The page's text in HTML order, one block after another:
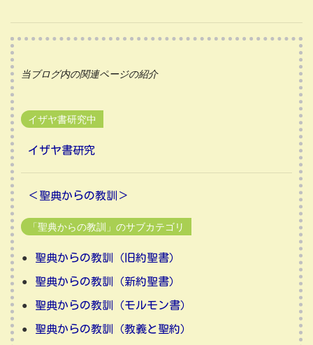
当ブログ内の関連ページの紹介
イザヤ書研究中
イザヤ書研究
＜聖典からの教訓＞
「聖典からの教訓」のサブカテゴリ
聖典からの教訓（旧約聖書）
聖典からの教訓（新約聖書）
聖典からの教訓（モルモン書）
聖典からの教訓（教義と聖約）